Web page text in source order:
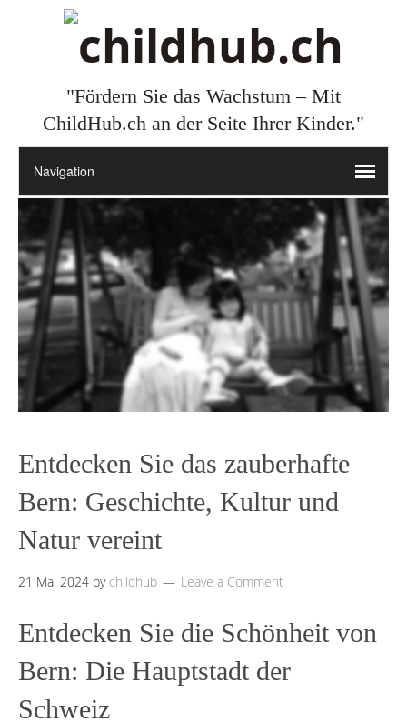
"Fördern Sie das Wachstum – Mit
ChildHub.ch an der Seite Ihrer Kinder."
Entdecken Sie das zauberhafte
Bern: Geschichte, Kultur und
Natur vereint
21 Mai 2024 by childhub Leave a Comment
Entdecken Sie die Schönheit von
Bern: Die Hauptstadt der
Schweiz